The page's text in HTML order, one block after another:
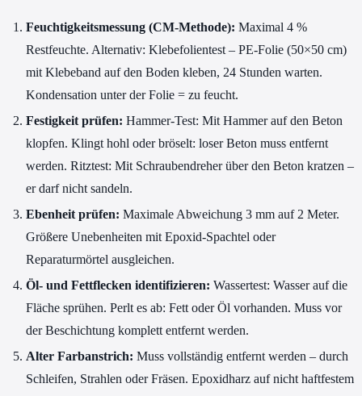
Feuchtigkeitsmessung (CM-Methode): Maximal 4 %
Restfeuchte. Alternativ: Klebefolientest – PE-Folie (50×50 cm)
mit Klebeband auf den Boden kleben, 24 Stunden warten.
Kondensation unter der Folie = zu feucht.
Festigkeit prüfen: Hammer-Test: Mit Hammer auf den Beton
klopfen. Klingt hohl oder bröselt: loser Beton muss entfernt
werden. Ritztest: Mit Schraubendreher über den Beton kratzen –
er darf nicht sandeln.
Ebenheit prüfen: Maximale Abweichung 3 mm auf 2 Meter.
Größere Unebenheiten mit Epoxid-Spachtel oder
Reparaturmörtel ausgleichen.
Öl- und Fettflecken identifizieren: Wassertest: Wasser auf die
Fläche sprühen. Perlt es ab: Fett oder Öl vorhanden. Muss vor
der Beschichtung komplett entfernt werden.
Alter Farbanstrich: Muss vollständig entfernt werden – durch
Schleifen, Strahlen oder Fräsen. Epoxidharz auf nicht haftfestem